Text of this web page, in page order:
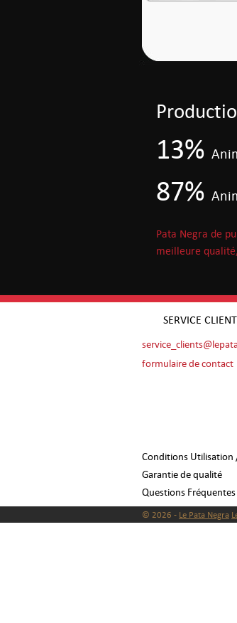
13%
87%
Pata Negra de
meilleure
SERVICE
formulaire de contact
Conditions Utilisation
Garantie de qualité
Questions Fréquentes
© 2026 - Le Pata Negra